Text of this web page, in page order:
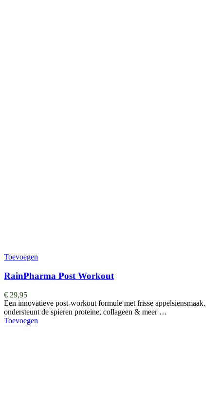
Toevoegen
RainPharma Post Workout
€ 29,95
Een innovatieve post-workout formule met frisse appelsiensmaak.
ondersteunt de spieren proteine, collageen & meer …
Toevoegen